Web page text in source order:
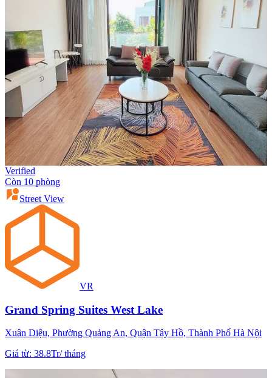
Verified
Còn 10 phòng
Street View
VR
Grand Spring Suites West Lake
Xuân Diệu, Phường Quảng An, Quận Tây Hồ, Thành Phố Hà Nội
Giá từ: 38.8Tr/tháng